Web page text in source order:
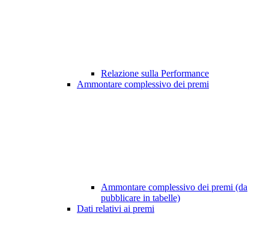
Relazione sulla Performance
Ammontare complessivo dei premi
Ammontare complessivo dei premi (da
pubblicare in tabelle)
Dati relativi ai premi